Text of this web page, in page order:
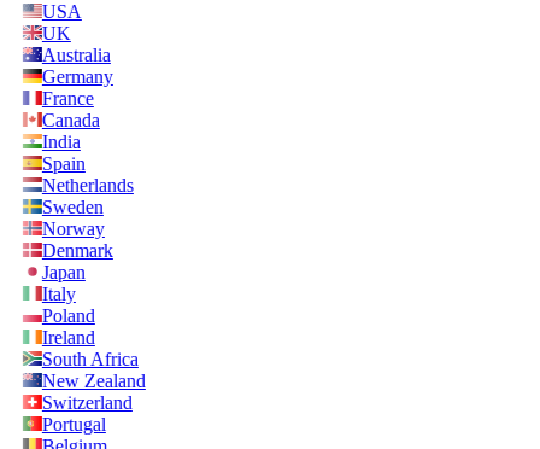
USA
UK
Australia
Germany
France
Canada
India
Spain
Netherlands
Sweden
Norway
Denmark
Japan
Italy
Poland
Ireland
South Africa
New Zealand
Switzerland
Portugal